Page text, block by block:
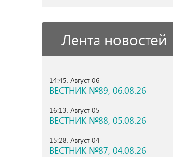
Лента новостей
14:45, Август 06
ВЕСТНИК №89, 06.08.26
16:13, Август 05
ВЕСТНИК №88, 05.08.26
15:28, Август 04
ВЕСТНИК №87, 04.08.26